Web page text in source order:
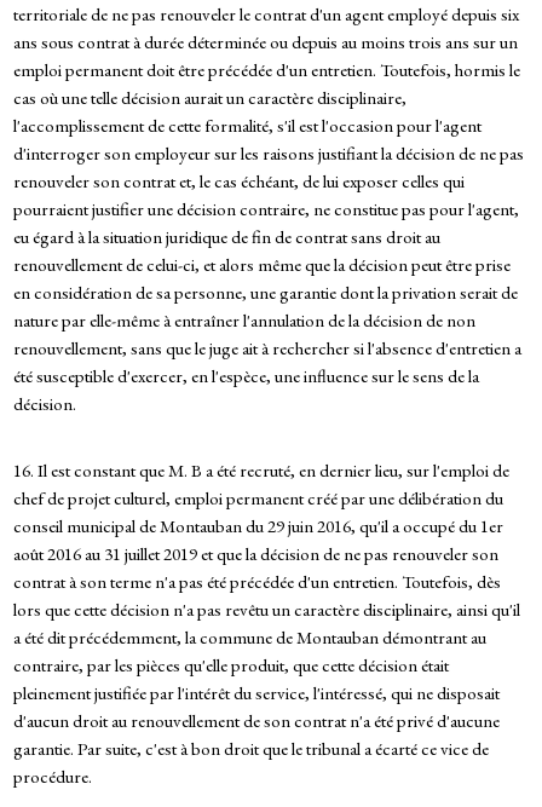
territoriale de ne pas renouveler le contrat d'un agent employé depuis six
ans sous contrat à durée déterminée ou depuis au moins trois ans sur un
emploi permanent doit être précédée d'un entretien. Toutefois, hormis le
cas où une telle décision aurait un caractère disciplinaire,
l'accomplissement de cette formalité, s'il est l'occasion pour l'agent
d'interroger son employeur sur les raisons justifiant la décision de ne pas
renouveler son contrat et, le cas échéant, de lui exposer celles qui
pourraient justifier une décision contraire, ne constitue pas pour l'agent,
eu égard à la situation juridique de fin de contrat sans droit au
renouvellement de celui-ci, et alors même que la décision peut être prise
en considération de sa personne, une garantie dont la privation serait de
nature par elle-même à entraîner l'annulation de la décision de non
renouvellement, sans que le juge ait à rechercher si l'absence d'entretien a
été susceptible d'exercer, en l'espèce, une influence sur le sens de la
décision.
16. Il est constant que M. B a été recruté, en dernier lieu, sur l'emploi de
chef de projet culturel, emploi permanent créé par une délibération du
conseil municipal de Montauban du 29 juin 2016, qu'il a occupé du 1er
août 2016 au 31 juillet 2019 et que la décision de ne pas renouveler son
contrat à son terme n'a pas été précédée d'un entretien. Toutefois, dès
lors que cette décision n'a pas revêtu un caractère disciplinaire, ainsi qu'il
a été dit précédemment, la commune de Montauban démontrant au
contraire, par les pièces qu'elle produit, que cette décision était
pleinement justifiée par l'intérêt du service, l'intéressé, qui ne disposait
d'aucun droit au renouvellement de son contrat n'a été privé d'aucune
garantie. Par suite, c'est à bon droit que le tribunal a écarté ce vice de
procédure.